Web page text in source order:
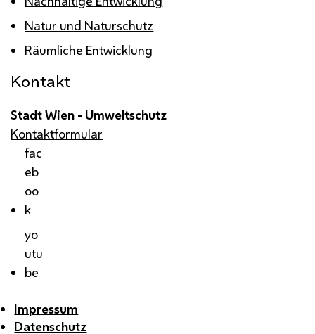
Natur und Naturschutz
Räumliche Entwicklung
Kontakt
Stadt Wien - Umweltschutz
Kontaktformular
fac
eb
oo
k
yo
utu
be
Impressum
Datenschutz